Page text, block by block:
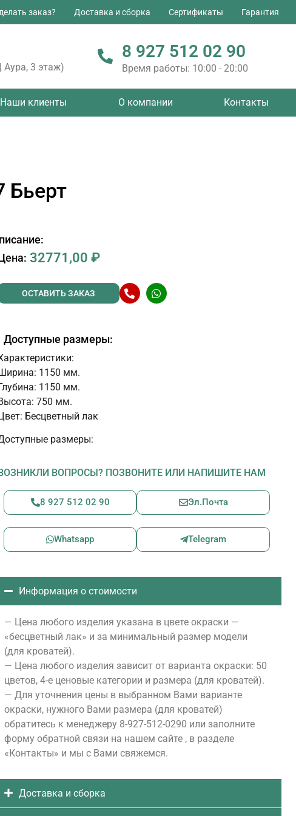
заказ? Доставка и сборка Сертификаты Гарантия
3 этаж)
8 927 512 02 90
Время работы: 10:00 - 20:00
Наши клиенты О компании Контакты
Бьерт
32771,00 ₽
ОСТАВИТЬ ЗАКАЗ
Доступные размеры:
1150 мм.
1150 мм.
750 мм.
Бесцветный лак
размеры:
ВОПРОСЫ? ПОЗВОНИТЕ ИЛИ НАПИШИТЕ НАМ
8 927 512 02 90 Эл.Почта
Whatsapp Telegram
Информация о стоимости
— Цена любого изделия указана в цвете окраски —
«бесцветный лак» и за минимальный размер модели
(для кроватей).
— Цена любого изделия зависит от варианта окраски: 50
цветов, 4-е ценовые категории и размера (для кроватей).
— Для уточнения цены в выбранном Вами варианте
окраски, нужного Вами размера (для кроватей)
обратитесь к менеджеру 8-927-512-0290 или заполните
форму обратной связи на нашем сайте , в разделе
«Контакты» и мы с Вами свяжемся.
Доставка и сборка